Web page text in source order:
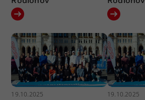
19.10.2025 19.10.2025